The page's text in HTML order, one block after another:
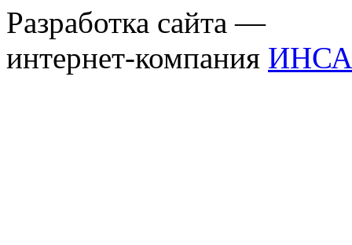
Разработка сайта —
интернет-компания